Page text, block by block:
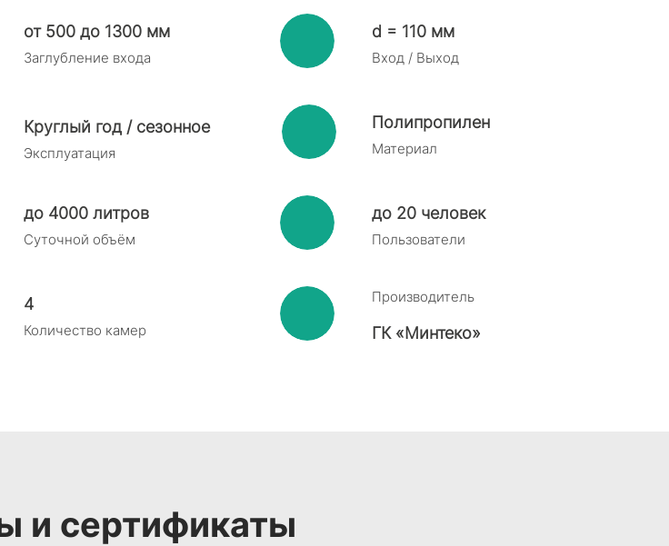
от 500 до 1300 мм
Заглубление входа
d = 110 мм
Вход / Выход
Круглый год / сезонное
Эксплуатация
Полипропилен
Материал
до 4000 литров
Суточной объём
до 20 человек
Пользователи
4
Количество камер
Производитель
ГК «Минтеко»
и сертификаты